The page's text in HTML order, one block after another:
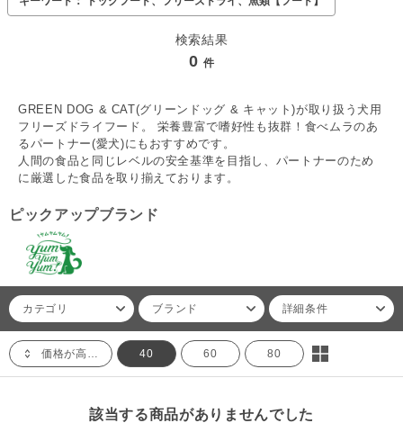
検索結果
0 件
GREEN DOG & CAT(グリーンドッグ & キャット)が取り扱う犬用
フリーズドライフード。 栄養豊富で嗜好性も抜群！食べムラのあ
るパートナー(愛犬)にもおすすめです。
人間の食品と同じレベルの安全基準を目指し、パートナーのため
に厳選した食品を取り揃えております。
ピックアップブランド
カテゴリ ブランド 詳細条件
価格が高い順 40 60 80
該当する商品がありませんでした